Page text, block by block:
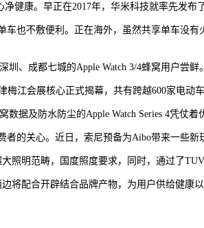
康。早正在2017年，华米科技就率先发布了
不敷便利。正在海外，虽然共享单车没有
、成都七城的Apple Watch 3/4蜂窝用户尝鲜。
会展核心正式揭幕，共有跨越600家电动车
及防水防尘的Apple Watch Series 4凭仗着
的关心。近日，索尼预备为Aibo带来一些
明范畴，国度照度要求，同时，通过了
配合开辟结合品牌产物，为用户供给健康